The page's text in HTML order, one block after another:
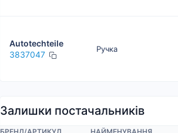
Autotechteile
3837047
Ручка
Залишки постачальників